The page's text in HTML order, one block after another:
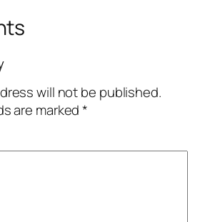
will not be published.
are marked*